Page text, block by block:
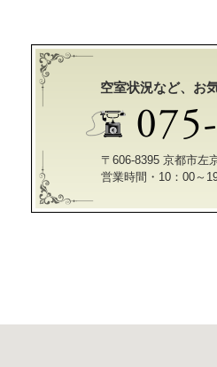
空室状況など、お
〒606-8395 京都市左
営業時間・10：00～